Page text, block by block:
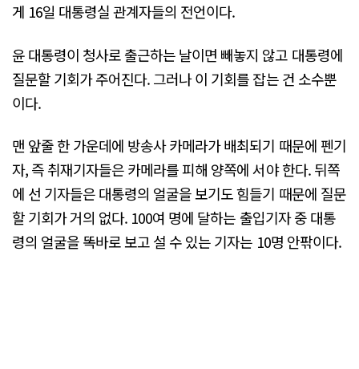
게 16일 대통령실 관계자들의 전언이다.
윤 대통령이 청사로 출근하는 날이면 빼놓지 않고 대통령에
질문할 기회가 주어진다. 그러나 이 기회를 잡는 건 소수뿐
이다.
맨 앞줄 한 가운데에 방송사 카메라가 배최되기 때문에 펜기
자, 즉 취재기자들은 카메라를 피해 양쪽에 서야 한다. 뒤쪽
에 선 기자들은 대통령의 얼굴을 보기도 힘들기 때문에 질문
할 기회가 거의 없다. 100여 명에 달하는 출입기자 중 대통
령의 얼굴을 똑바로 보고 설 수 있는 기자는 10명 안팎이다.